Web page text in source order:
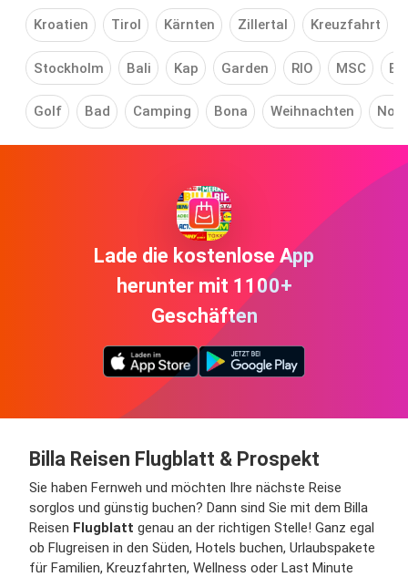
Kroatien Tirol Kärnten Zillertal Kreuzfahrt
Stockholm Bali Kap Garden RIO MSC
Golf Bad Camping Bona Weihnachten
Lade die kostenlose App
herunter mit 1100+
Geschäften
Billa Reisen Flugblatt & Prospekt
Sie haben Fernweh und möchten Ihre nächste Reise
sorglos und günstig buchen? Dann sind Sie mit dem Billa
Reisen Flugblatt genau an der richtigen Stelle! Ganz egal
ob Flugreisen in den Süden, Hotels buchen, Urlaubspakete
für Familien, Kreuzfahrten, Wellness oder Last Minute